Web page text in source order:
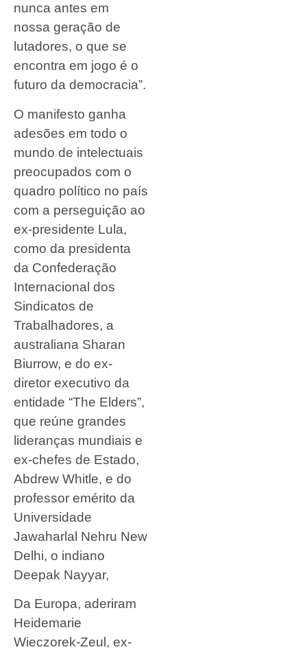
nunca antes em
nossa geração de
lutadores, o que se
encontra em jogo é o
futuro da democracia”.
O manifesto ganha
adesões em todo o
mundo de intelectuais
preocupados com o
quadro político no país
com a perseguição ao
ex-presidente Lula,
como da presidenta
da Confederação
Internacional dos
Sindicatos de
Trabalhadores, a
australiana Sharan
Biurrow, e do ex-
diretor executivo da
entidade “The Elders”,
que reúne grandes
lideranças mundiais e
ex-chefes de Estado,
Abdrew Whitle, e do
professor emérito da
Universidade
Jawaharlal Nehru New
Delhi, o indiano
Deepak Nayyar,
Da Europa, aderiram
Heidemarie
Wieczorek-Zeul, ex-